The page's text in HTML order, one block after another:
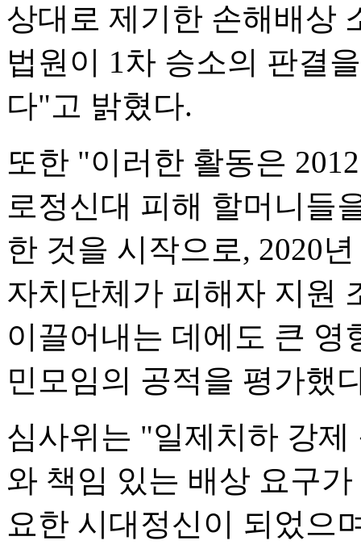
상대로 제기한 손해배상
법원이 1차 승소의 판결
다"고 밝혔다.
또한 "이러한 활동은
로정신대 피해 할머니들
한 것을 시작으로, 2020
자치단체가 피해자 지원
이끌어내는 데에도 큰
민모임의 공적을 평가했
심사위는 "일제치하 강
와 책임 있는 배상 요구
요한 시대정신이 되었으